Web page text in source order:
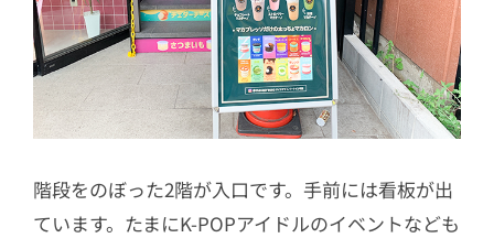
階段をのぼった2階が入口です。手前には看板が出
ています。たまにK-POPアイドルのイベントなども